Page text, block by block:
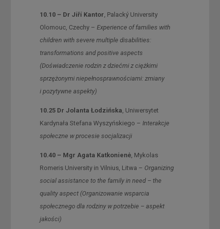
10.10 – Dr Jiří Kantor , Palacký University
Olomouc, Czechy – Experience of families with
children with severe multiple disabilities:
transformations and positive aspects
(Doświadczenie rodzin z dziećmi z ciężkimi
sprzężonymi niepełnosprawnościami: zmiany
i pozytywne aspekty)
10.25 Dr Jolanta Łodzińska , Uniwersytet
Kardynała Stefana Wyszyńskiego – Interakcje
społeczne w procesie socjalizacji
10.40 – Mgr Agata Katkonienė, Mykolas
Romeris University in Vilnius, Litwa – Organizing
social assistance to the family in need – the
quality aspect (Organizowanie wsparcia
społecznego dla rodziny w potrzebie – aspekt
jakości)